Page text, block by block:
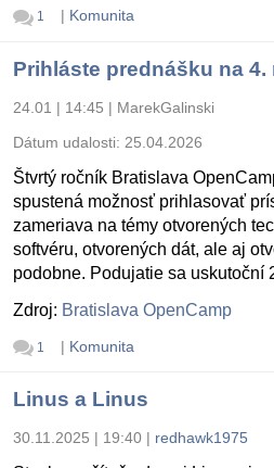
1 | Komunita
Prihláste prednášku na
24.01 | 14:45 | MarekGalinski
Dátum udalosti: 25.04.2026
Štvrtý ročník Bratislava
spustená možnosť prihlasovať
zameriava na témy otvorených
softvéru, otvorených dát, ale aj
podobne. Podujatie sa uskutoční
Zdroj: Bratislava OpenCamp
1 | Komunita
Linus a Linus
30.11.2025 | 19:40 | redhawk1975